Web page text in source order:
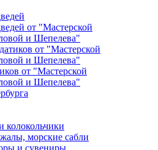
от "Мастерской
и Шепелева"
от "Мастерской
и Шепелева"
от "Мастерской
и Шепелева"
колокольчики
морские сабли
и сувениры